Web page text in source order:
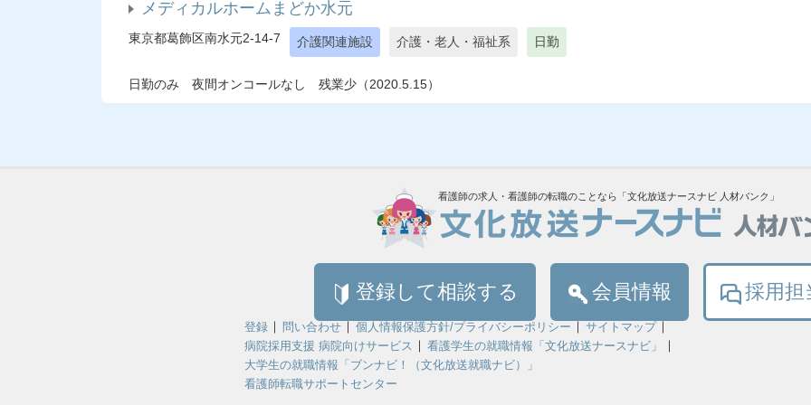
メディカルホームまどか水元
東京都葛飾区南水元2-14-7 介護関連施設 介護・老人・福祉系 日勤
日勤のみ 夜間オンコールなし 残業少（2020.5.15）
看護師の求人・看護師の転職のことなら「文化放送ナースナビ 人材バンク」
登録して相談する 会員情報 採用担
登録 問い合わせ 個人情報保護方針/プライバシーポリシー
サイトマップ
病院採用支援 病院向けサービス
看護学生の就職情報「文化放送ナースナビ」
大学生の就職情報「ブンナビ！（文化放送就職ナビ）」
看護師転職サポートセンター